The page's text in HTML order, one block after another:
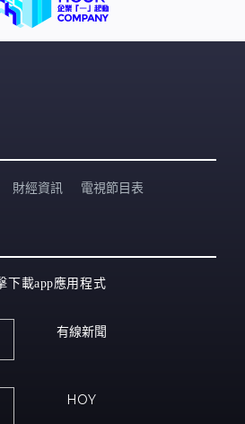
財經資訊 電視節目表
下載app應用程式
有線新聞
HOY